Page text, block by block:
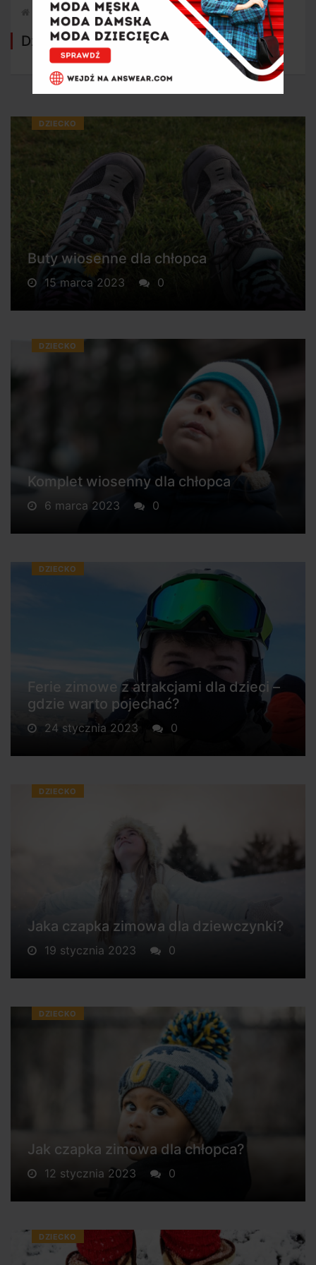
Strona główna Dziecko
Dziecko
DZIECKO
Buty wiosenne dla chłopca
15 marca 2023 0
DZIECKO
Komplet wiosenny dla chłopca
6 marca 2023 0
DZIECKO
Ferie zimowe z atrakcjami dla dzieci –
gdzie warto pojechać?
24 stycznia 2023 0
DZIECKO
Jaka czapka zimowa dla dziewczynki?
19 stycznia 2023 0
DZIECKO
Jak czapka zimowa dla chłopca?
12 stycznia 2023 0
DZIECKO